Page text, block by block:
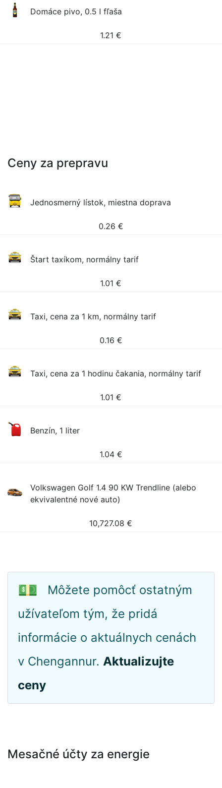
Domáce pivo, 0.5 l fľaša
1.21 €
Ceny za prepravu
Jednosmerný lístok, miestna doprava
0.26 €
Štart taxíkom, normálny tarif
1.01 €
Taxi, cena za 1 km, normálny tarif
0.16 €
Taxi, cena za 1 hodinu čakania, normálny tarif
1.01 €
Benzín, 1 liter
1.04 €
Volkswagen Golf 1.4 90 KW Trendline (alebo
ekvivalentné nové auto)
10,727.08 €
💵
Môžete pomôcť ostatným
užívateľom tým, že pridá
informácie o aktuálnych cenách
v Chengannur. Aktualizujte
ceny
Mesačné účty za energie